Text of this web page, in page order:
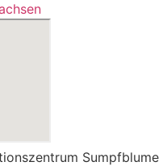
Sumpfblume